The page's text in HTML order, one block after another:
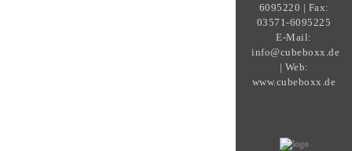
6095220 | Fax:
03571-6095225
E-Mail:
info@cubeboxx.de
| Web:
www.cubeboxx.de